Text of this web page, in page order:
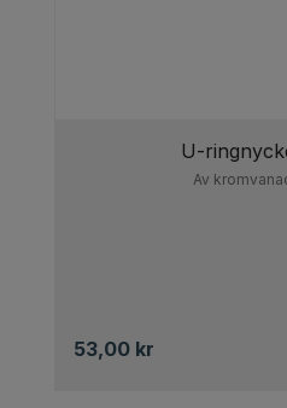
U-
Av
53,00 kr